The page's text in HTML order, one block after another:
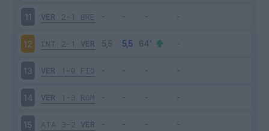
11 VER 2-1 BRE
12 INT 2-1 VER
13 VER 1-0 FIO
14 VER 1-3 ROM
15 ATA 3-2 VER